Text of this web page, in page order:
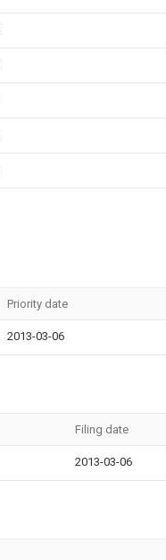
Priority date
2013-03-06
Filing date
2013-03-06